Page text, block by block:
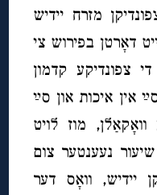
צום צפונדיקן מזרח יידיש
עס שטייט דאָרטן בפירוש צי
צפונדיקע קדמון
אין איכות און סײַ
מוז לויט
נעענטער צום
יידיש, וואָס דער